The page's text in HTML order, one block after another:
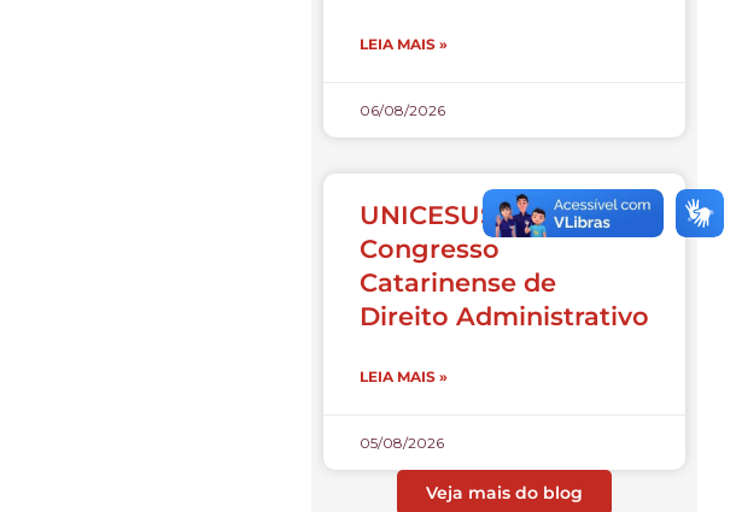
LEIA MAIS »
06/08/2026
UNICESUSC apoia o X
Congresso
Catarinense de
Direito Administrativo
LEIA MAIS »
05/08/2026
Veja mais do blog